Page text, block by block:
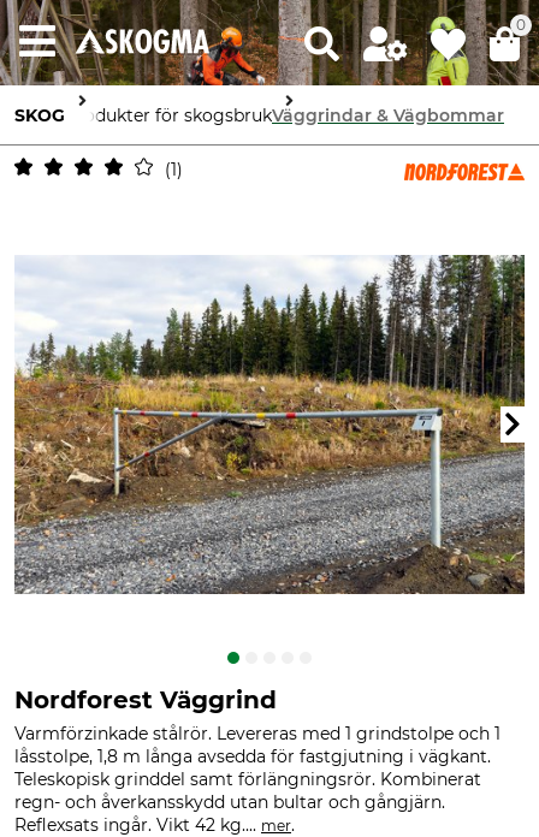
0
SKOG Produkter för skogsbrukVäggrindar & Vägbommar
1
Nordforest Väggrind
Varmförzinkade stålrör. Levereras med 1 grindstolpe och 1
låsstolpe, 1,8 m långa avsedda för fastgjutning i vägkant.
Teleskopisk grinddel samt förlängningsrör. Kombinerat
regn- och åverkansskydd utan bultar och gångjärn.
Reflexsats ingår. Vikt 42 kg.... mer.